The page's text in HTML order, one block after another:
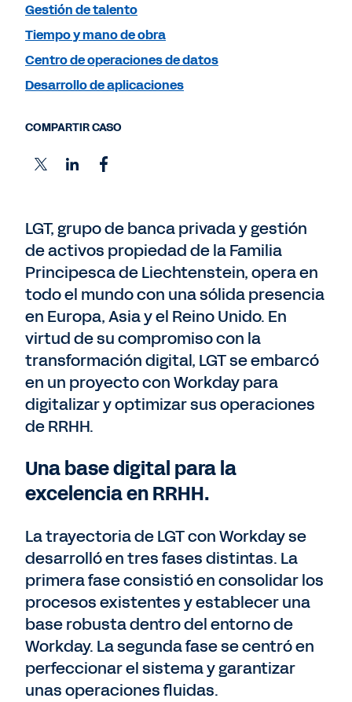
LGT, grupo de banca privada y gestión
de activos propiedad de la Familia
Principesca de Liechtenstein, opera en
todo el mundo con una sólida presencia
en Europa, Asia y el Reino Unido. En
virtud de su compromiso con la
transformación digital, LGT se embarcó
en un proyecto con Workday para
digitalizar y optimizar sus operaciones
de RRHH.
Una base digital para la
excelencia en RRHH.
La trayectoria de LGT con Workday se
desarrolló en tres fases distintas. La
primera fase consistió en consolidar los
procesos existentes y establecer una
base robusta dentro del entorno de
Workday. La segunda fase se centró en
perfeccionar el sistema y garantizar
unas operaciones fluidas.
Gestión de talento
Tiempo y mano de obra
Centro de operaciones de datos
Desarrollo de aplicaciones
COMPARTIR CASO